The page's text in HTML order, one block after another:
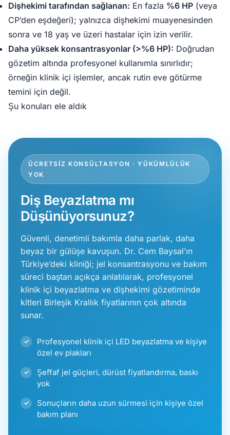
Dişhekimi tarafından sağlanan: En fazla %6 HP (veya
CP’den eşdeğeri); yalnızca dişhekimi muayenesinden
sonra ve 18 yaş ve üzeri hastalar için izin verilir.
Daha yüksek konsantrasyonlar (>%6 HP): Doğrudan
gözetim altında profesyonel kullanımla sınırlıdır;
örneğin klinik içi işlemler, ancak rutin eve götürme
temini için değil.
Şu konuları ele aldık
ÜCRETSIZ KONSÜLTASYON · YÜKÜMLÜLÜK
YOK
Diş Beyazlatma mı
Düşünüyorsunuz?
Güvenli, denetimli bakımla daha parlak, daha
beyaz bir gülüşe kavuşun. Dr. Cem Baysal’ın
Türkiye’deki kliniği; jel konsantrasyonu ve bakım
süreci baştan açıkça anlatılarak, profesyonel
klinik içi beyazlatma ve dişhekimi gözetiminde
kitleri Birleşik Krallık fiyatlarının çok altında
sunar.
Profesyonel klinik içi LED beyazlatma ve kişiye
özel ev plakları
Şeffaf jel güçleri, dürüst fiyatlandırma, baskı
yok
Sonuçların daha uzun sürmesi için kişiye özel
bakım planı